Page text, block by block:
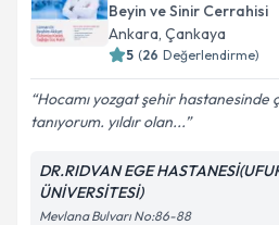
Beyin ve Sinir Cerrahisi
Ankara, Çankaya
5 (26 Değerlendirme)
Hocamı yozgat şehir hastanesinde
tanıyorum. yıldır olan...
DR.RIDVAN EGE
ÜNİVERSİTESİ)
Mevlana Bulvarı No:86-88